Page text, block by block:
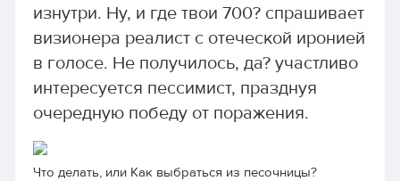
изнутри. Ну, и где твои 700? спрашивает
визионера реалист с отеческой иронией
в голосе. Не получилось, да? участливо
интересуется пессимист, празднуя
очередную победу от поражения.
Что делать, или Как выбраться из песочницы?